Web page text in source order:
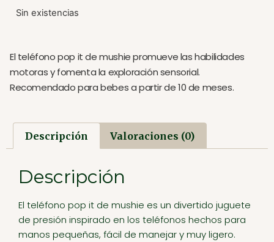
Sin existencias
El teléfono pop it de mushie promueve las habilidades
motoras y fomenta la exploración sensorial.
Recomendado para bebes a partir de 10 de meses.
Descripción Valoraciones (0)
Descripción
El teléfono pop it de mushie es un divertido juguete
de presión inspirado en los teléfonos hechos para
manos pequeñas, fácil de manejar y muy ligero.